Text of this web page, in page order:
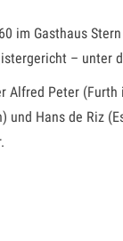
im Gasthaus
– unter
Alfred Peter
und Hans de Riz